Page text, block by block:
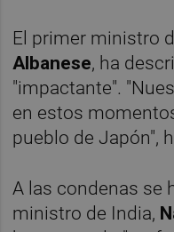
El primer ministro
Albanese, ha
"impactante".
en estos
pueblo de Japón",
A las condenas se
ministro de India,